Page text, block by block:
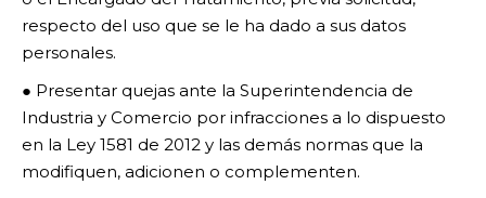
respecto del uso que se le ha dado a sus datos
personales.
● Presentar quejas ante la Superintendencia de
Industria y Comercio por infracciones a lo dispuesto
en la Ley 1581 de 2012 y las demás normas que la
modifiquen, adicionen o complementen.